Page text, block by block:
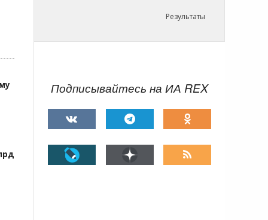
Результаты
Подписывайтесь на ИА REX